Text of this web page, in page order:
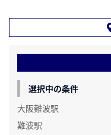
選択中の条件
大阪難波駅
難波駅